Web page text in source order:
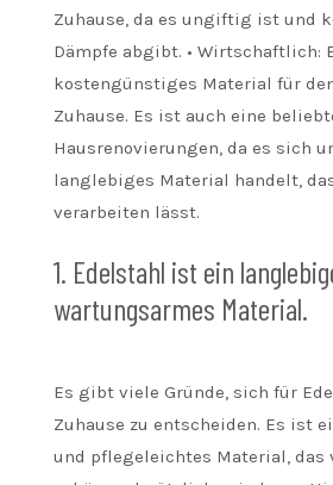
Zuhause, da es ungiftig ist und
Dämpfe abgibt. • Wirtschaftlich:
kostengünstiges Material für
Zuhause. Es ist auch eine
Hausrenovierungen, da es sich
langlebiges Material handelt,
verarbeiten lässt.
1. Edelstahl ist ein
wartungsarmes Material.
Es gibt viele Gründe, sich für
Zuhause zu entscheiden. Es ist
und pflegeleichtes Material, das